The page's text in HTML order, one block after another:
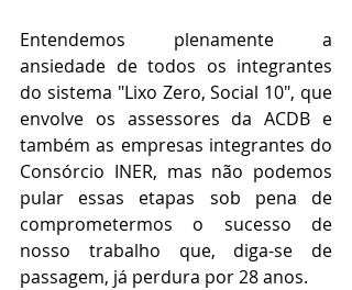
Entendemos plenamente a
ansiedade de todos os integrantes
do sistema "Lixo Zero, Social 10", que
envolve os assessores da ACDB e
também as empresas integrantes do
Consórcio INER, mas não podemos
pular essas etapas sob pena de
comprometermos o sucesso de
nosso trabalho que, diga-se de
passagem, já perdura por 28 anos.